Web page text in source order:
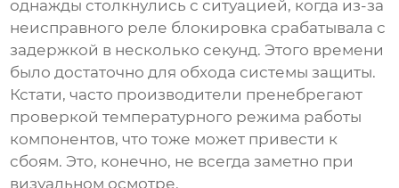
однажды столкнулись с ситуацией, когда из-за
неисправного реле блокировка срабатывала с
задержкой в несколько секунд. Этого времени
было достаточно для обхода системы защиты.
Кстати, часто производители пренебрегают
проверкой температурного режима работы
компонентов, что тоже может привести к
сбоям. Это, конечно, не всегда заметно при
визуальном осмотре.